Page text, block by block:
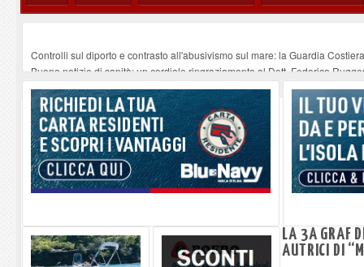
Controlli sul diporto e contrasto all'abusivismo sul mare: la Guardia
Buone notizie di sanità: un cordiale ringraziamento al Dott. Federico
Altiero Spinelli e Ursula Hirschmann all'Elba: riaffiora una testimonianza
Capoliveri, potenziata la pulizia dei bordi stradali -07-08-2026
Marina di Campo tra i porti interessati dal nuovo piano dell'Autorità
LA 3A GRAF
AUTRICI DI